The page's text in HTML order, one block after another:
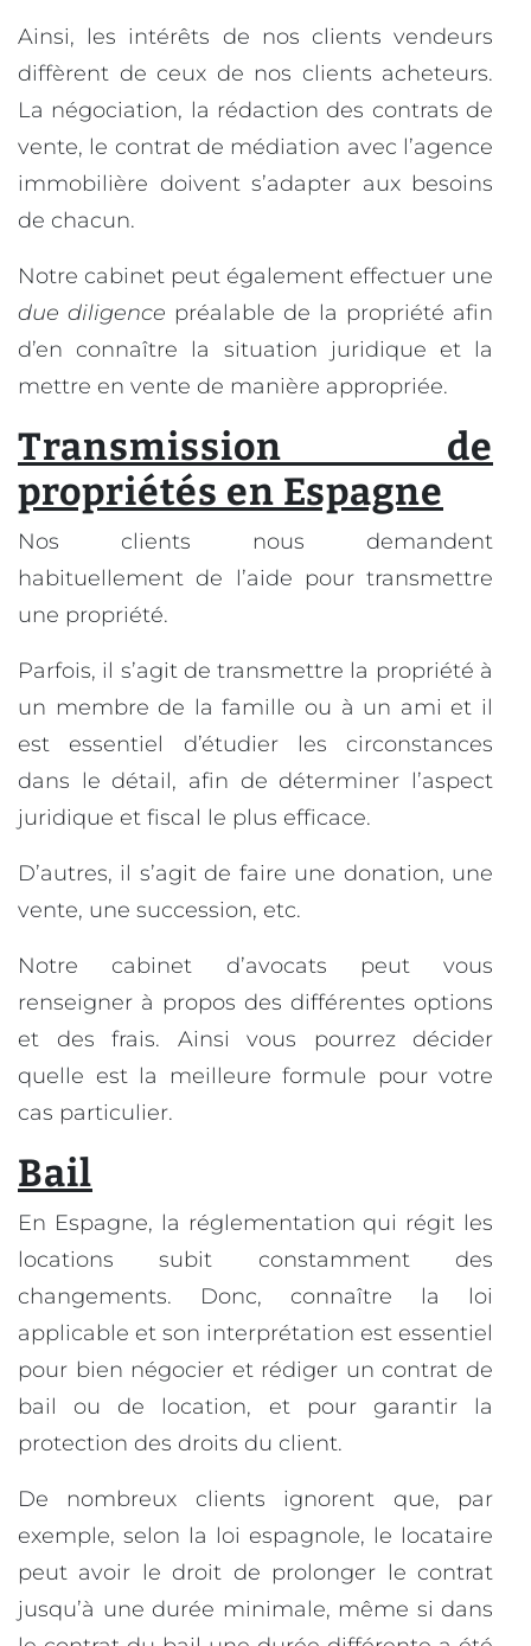
Ainsi, les intérêts de nos clients vendeurs
diffèrent de ceux de nos clients acheteurs.
La négociation, la rédaction des contrats de
vente, le contrat de médiation avec l’agence
immobilière doivent s’adapter aux besoins
de chacun.
Notre cabinet peut également effectuer une
due diligence préalable de la propriété afin
d’en connaître la situation juridique et la
mettre en vente de manière appropriée.
Transmission de
propriétés en Espagne
Nos clients nous demandent
habituellement de l’aide pour transmettre
une propriété.
Parfois, il s’agit de transmettre la propriété à
un membre de la famille ou à un ami et il
est essentiel d’étudier les circonstances
dans le détail, afin de déterminer l’aspect
juridique et fiscal le plus efficace.
D’autres, il s’agit de faire une donation, une
vente, une succession, etc.
Notre cabinet d’avocats peut vous
renseigner à propos des différentes options
et des frais. Ainsi vous pourrez décider
quelle est la meilleure formule pour votre
cas particulier.
Bail
En Espagne, la réglementation qui régit les
locations subit constamment des
changements. Donc, connaître la loi
applicable et son interprétation est essentiel
pour bien négocier et rédiger un contrat de
bail ou de location, et pour garantir la
protection des droits du client.
De nombreux clients ignorent que, par
exemple, selon la loi espagnole, le locataire
peut avoir le droit de prolonger le contrat
jusqu’à une durée minimale, même si dans